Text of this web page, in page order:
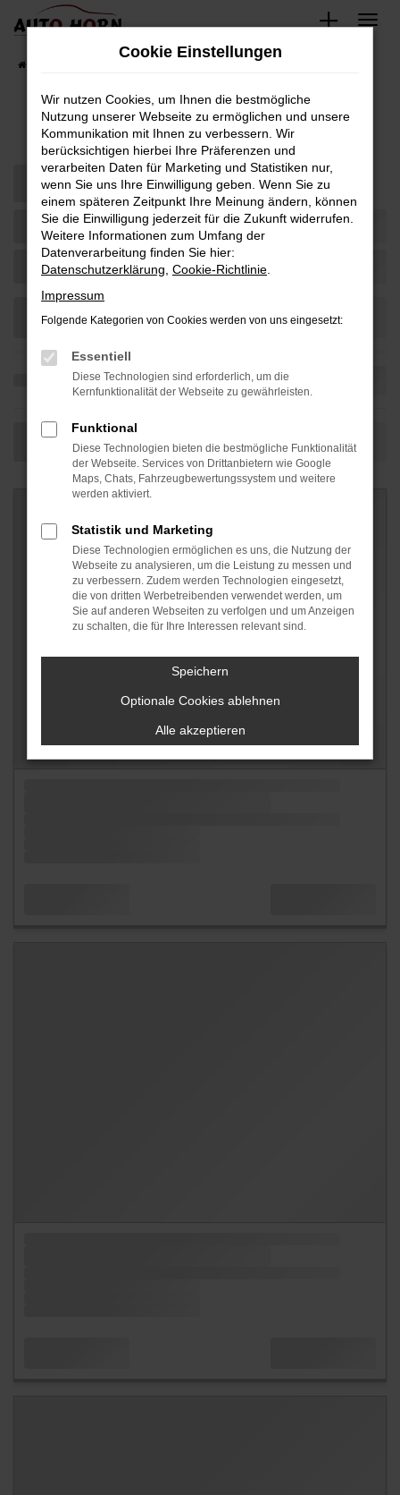
Zum
springen
Fahrzeugbestand
Fahrzeug-Showroom
Cookie Einstellungen
Wir nutzen Cookies, um Ihnen die bestmögliche
Nutzung unserer Webseite zu ermöglichen und unsere
Kommunikation mit Ihnen zu verbessern. Wir
berücksichtigen hierbei Ihre Präferenzen und
verarbeiten Daten für Marketing und Statistiken nur,
wenn Sie uns Ihre Einwilligung geben. Wenn Sie zu
einem späteren Zeitpunkt Ihre Meinung ändern, können
Sie die Einwilligung jederzeit für die Zukunft widerrufen.
Weitere Informationen zum Umfang der
Datenverarbeitung finden Sie hier:
Datenschutzerklärung Cookie-Richtlinie
Impressum
Folgende Kategorien von Cookies werden von uns eingesetzt:
Essentiell
Diese Technologien sind erforderlich, um die
Kernfunktionalität der Webseite zu gewährleisten.
Funktional
Diese Technologien bieten die bestmögliche Funktionalität
der Webseite. Services von Drittanbietern wie Google
Maps, Chats, Fahrzeugbewertungssystem und weitere
werden aktiviert.
Statistik und Marketing
Diese Technologien ermöglichen es uns, die Nutzung der
Webseite zu analysieren, um die Leistung zu messen und
zu verbessern. Zudem werden Technologien eingesetzt,
die von dritten Werbetreibenden verwendet werden, um
Sie auf anderen Webseiten zu verfolgen und um Anzeigen
zu schalten, die für Ihre Interessen relevant sind.
Speichern
Optionale Cookies ablehnen
Alle akzeptieren